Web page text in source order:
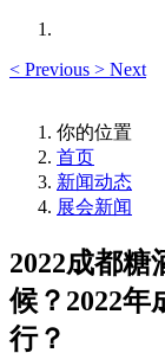
< Previous > Next
你的位置
首页
新闻动态
展会新闻
2022成都糖
候？2022年
行？